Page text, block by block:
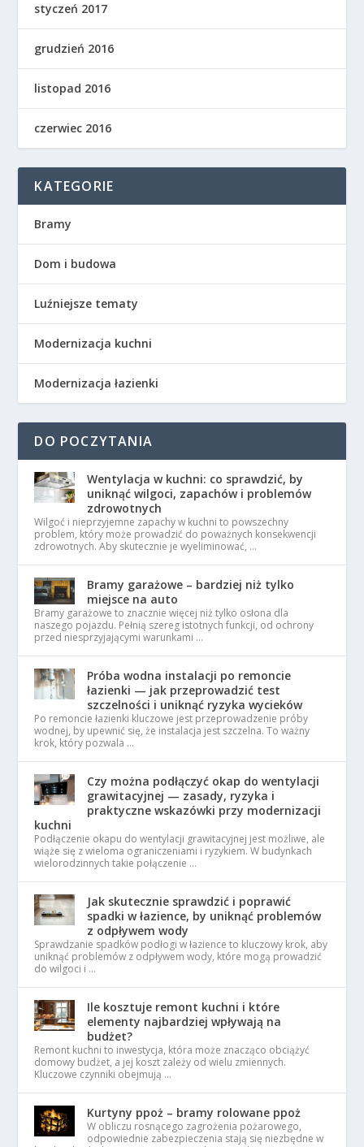
styczeń 2017
grudzień 2016
listopad 2016
czerwiec 2016
KATEGORIE
Bramy
Dom i budowa
Luźniejsze tematy
Modernizacja kuchni
Modernizacja łazienki
DO POCZYTANIA
Wentylacja w kuchni: co sprawdzić, by
uniknąć wilgoci, zapachów i problemów
zdrowotnych
Wilgoć i nieprzyjemne zapachy w kuchni to powszechny
problem, który może prowadzić do poważnych konsekwencji
zdrowotnych. Aby skutecznie je wyeliminować, …
Bramy garażowe – bardziej niż tylko
miejsce na auto
Bramy garażowe to znacznie więcej niż tylko osłona dla
naszego pojazdu. Pełnią szereg istotnych funkcji, od ochrony
przed niesprzyjającymi warunkami …
Próba wodna instalacji po remoncie
łazienki — jak przeprowadzić test
szczelności i uniknąć ryzyka wycieków
Po remoncie łazienki kluczowe jest przeprowadzenie próby
wodnej, by upewnić się, że instalacja jest szczelna. To ważny
krok, który pozwala …
Czy można podłączyć okap do wentylacji
grawitacyjnej — zasady, ryzyka i
praktyczne wskazówki przy modernizacji
kuchni
Podłączenie okapu do wentylacji grawitacyjnej jest możliwe, ale
wiąże się z wieloma ograniczeniami i ryzykiem. W budynkach
wielorodzinnych takie połączenie …
Jak skutecznie sprawdzić i poprawić
spadki w łazience, by uniknąć problemów
z odpływem wody
Sprawdzanie spadków podłogi w łazience to kluczowy krok, aby
uniknąć problemów z odpływem wody, które mogą prowadzić
do wilgoci i …
Ile kosztuje remont kuchni i które
elementy najbardziej wpływają na
budżet?
Remont kuchni to inwestycja, która może znacząco obciążyć
domowy budżet, a jej koszt zależy od wielu zmiennych.
Kluczowe czynniki obejmują …
Kurtyny ppoż – bramy rolowane ppoż
W obliczu rosnącego zagrożenia pożarowego,
odpowiednie zabezpieczenia stają się niezbędne w